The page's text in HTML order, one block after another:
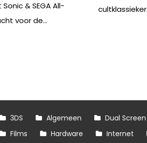
& SEGA All-
voor de...
3DS Algemeen Dual Screen
Films
Hardware Internet